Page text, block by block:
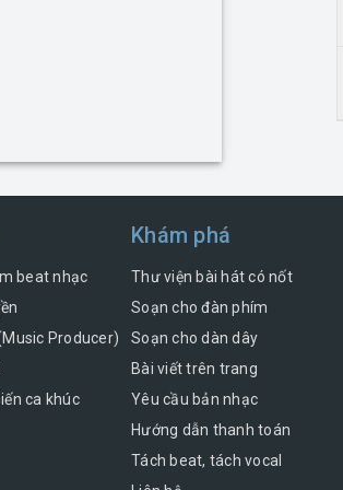
beat nhạc
Producer)
ca khúc
Khám phá
Thư viện bài hát có nốt
Soạn cho đàn phím
Soạn cho dàn dây
Bài viết trên trang
Yêu cầu bản nhạc
Hướng dẫn thanh toán
Tách beat, tách vocal